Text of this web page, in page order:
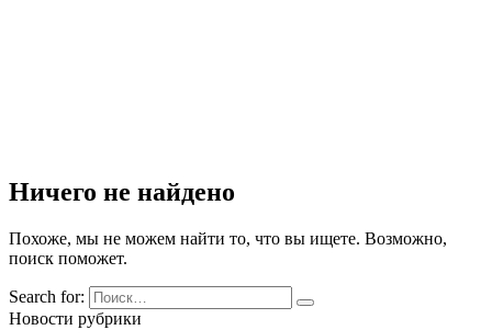
Ничего не найдено
Похоже, мы не можем найти то, что вы ищете. Возможно,
поиск поможет.
Search for:
Новости рубрики